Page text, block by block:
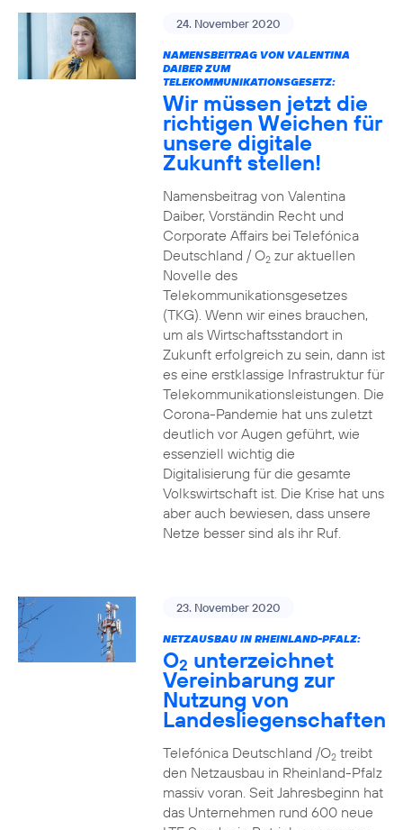
24. November 2020
NAMENSBEITRAG VON VALENTINA
DAIBER ZUM
TELEKOMMUNIKATIONSGESETZ:
Wir müssen jetzt die
richtigen Weichen für
unsere digitale
Zukunft stellen!
Namensbeitrag von Valentina
Daiber, Vorständin Recht und
Corporate Affairs bei Telefónica
Deutschland / O2zur aktuellen
Novelle des
Telekommunikationsgesetzes
(TKG). Wenn wir eines brauchen,
um als Wirtschaftsstandort in
Zukunft erfolgreich zu sein, dann ist
es eine erstklassige Infrastruktur für
Telekommunikationsleistungen. Die
Corona-Pandemie hat uns zuletzt
deutlich vor Augen geführt, wie
essenziell wichtig die
Digitalisierung für die gesamte
Volkswirtschaft ist. Die Krise hat uns
aber auch bewiesen, dass unsere
Netze besser sind als ihr Ruf.
23. November 2020
NETZAUSBAU IN RHEINLAND-PFALZ:
O2 unterzeichnet
Vereinbarung zur
Nutzung von
Landesliegenschaften
Telefónica Deutschland /O2treibt
den Netzausbau in Rheinland-Pfalz
massiv voran. Seit Jahresbeginn hat
das Unternehmen rund 600 neue